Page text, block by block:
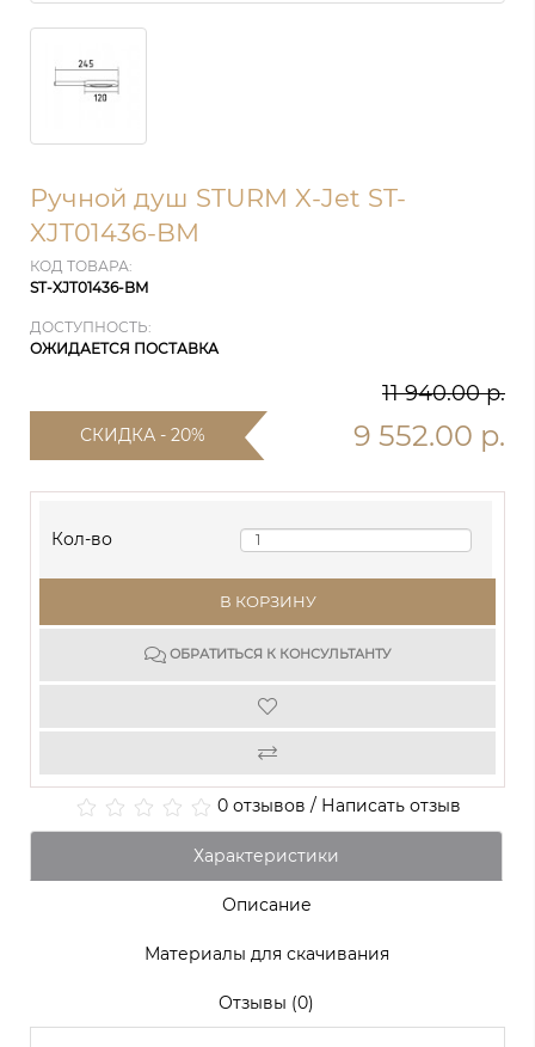
Ручной душ STURM X-Jet ST-
XJT01436-BM
КОД ТОВАРА:
ST-XJT01436-BM
ДОСТУПНОСТЬ:
ОЖИДАЕТСЯ ПОСТАВКА
11 940.00 р.
СКИДКА - 20% 9 552.00 р.
Кол-во
В КОРЗИНУ
ОБРАТИТЬСЯ К КОНСУЛЬТАНТУ
0 отзывов / Написать отзыв
Характеристики
Описание
Материалы для скачивания
Отзывы (0)